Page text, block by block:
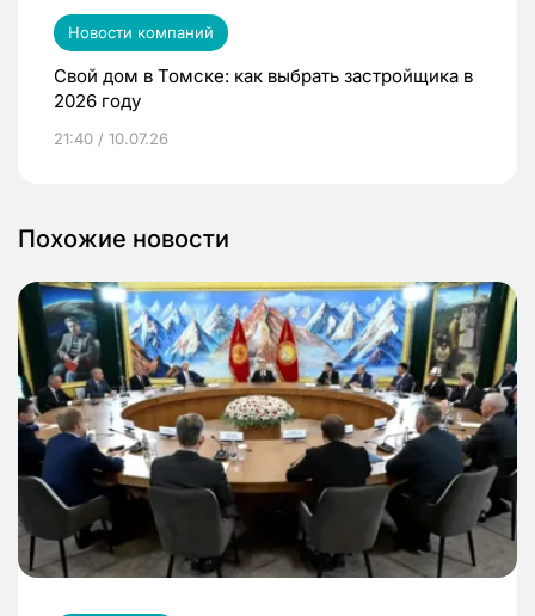
Новости компаний
Свой дом в Томске: как выбрать застройщика в
2026 году
21:40 / 10.07.26
Похожие новости